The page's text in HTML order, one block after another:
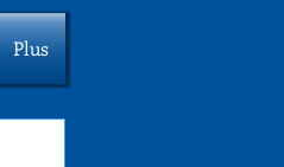
Plus